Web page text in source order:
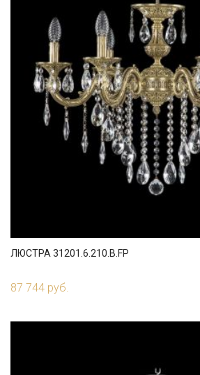
ЛЮСТРА 31201.6.210.B.FP
87 744 руб.